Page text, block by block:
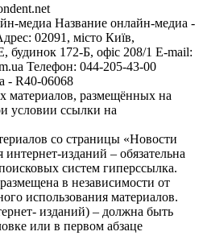
медиа Название онлайн-медиа -
02091, місто Київ,
172-Б, офіс 208/1 E-mail:
Телефон: 044-205-43-00
- R40-06068
материалов, размещённых на
условии ссылки на
со страницы «Новости
изданий – обязательна
систем гиперссылка.
в независимости от
использования материалов.
изданий) – должна быть
или в первом абзаце